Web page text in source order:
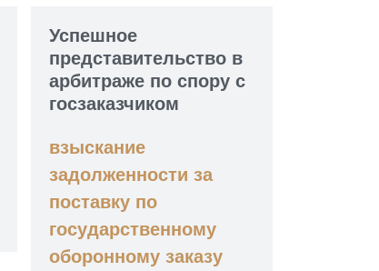
Успешное
представительство в
арбитраже по спору с
госзаказчиком
взыскание
задолженности за
поставку по
государственному
оборонному заказу